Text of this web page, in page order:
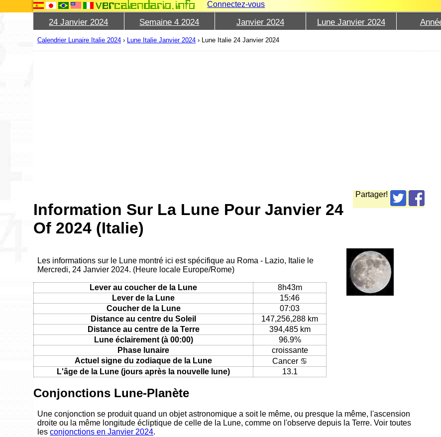
Connectez-vous
24 Janvier 2024 Semaine 4 2024 Janvier 2024 Lune Janvier 2024
Calendrier Lunaire Italie 2024 › Lune Italie Janvier 2024 › Lune Italie 24 Janvier 2024
Partager!
Information Sur La Lune Pour Janvier 24
Of 2024 (Italie)
Les informations sur le Lune montré ici est spécifique au Roma - Lazio, Italie le
Mercredi, 24 Janvier 2024. (Heure locale Europe/Rome)
Lever au coucher de la Lune
8h43m
Lever de la Lune
15:46
Coucher de la Lune
07:03
Distance au centre du Soleil
147,256,288 km
Distance au centre de la Terre
394,485 km
Lune éclairement (à 00:00)
96.9%
Phase lunaire
croissante
Actuel signe du zodiaque de la Lune
Cancer ♋
L'âge de la Lune (jours après la nouvelle lune)
13.1
Conjonctions Lune-Planète
Une conjonction se produit quand un objet astronomique a soit le même, ou presque la même, l'ascension
droite ou la même longitude écliptique de celle de la Lune, comme on l'observe depuis la Terre. Voir toutes
lesconjonctions en Janvier 2024.